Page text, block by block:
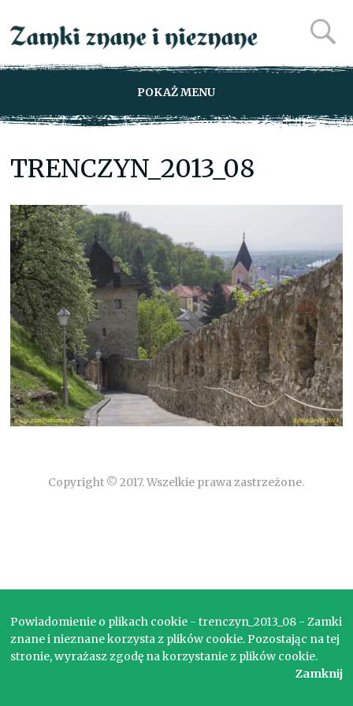
POKAŻ MENU
TRENCZYN_2013_08
Copyright © 2017. Wszelkie prawa zastrzeżone.
Powiadomienie o plikach cookie - trenczyn_2013_08 - Zamki
znane i nieznane korzysta z plików cookie. Pozostając na tej
stronie, wyrażasz zgodę na korzystanie z plików cookie.
Zamknij